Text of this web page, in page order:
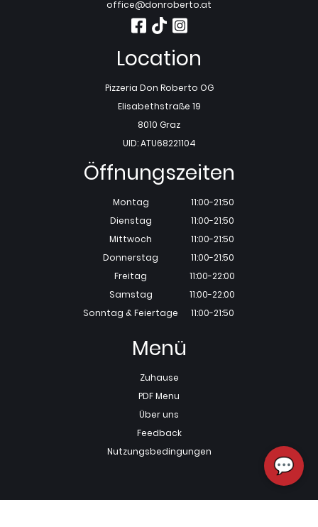
office@donroberto.at
Location
Pizzeria Don Roberto OG
Elisabethstraße 19
8010 Graz
UID: ATU68221104
Öffnungszeiten
Montag
Dienstag
Mittwoch
Donnerstag
Freitag
Samstag
Sonntag & Feiertage
11:00-21:50
11:00-21:50
11:00-21:50
11:00-21:50
11:00-22:00
11:00-22:00
11:00-21:50
Menü
Zuhause
PDF Menu
Über uns
Feedback
Nutzungsbedingungen
💬